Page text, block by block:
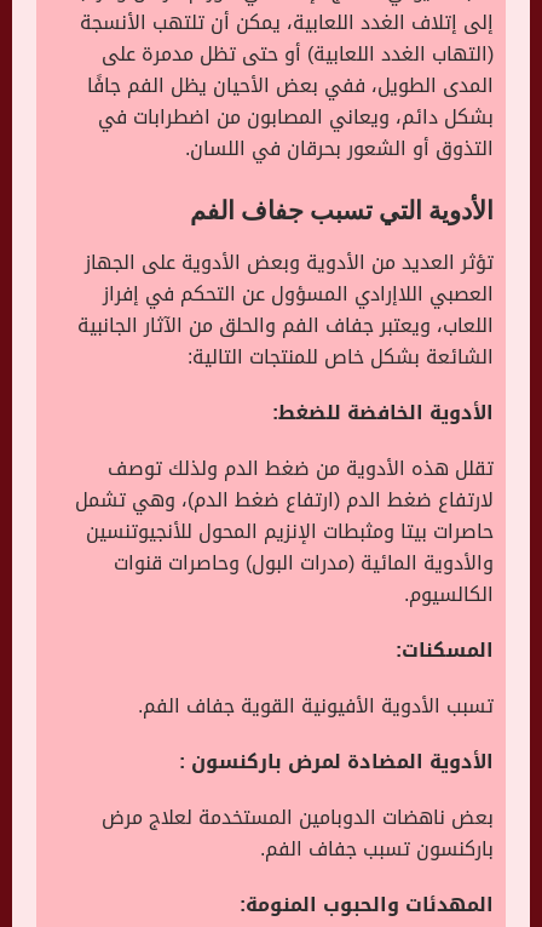
إلى إتلاف الغدد اللعابية، يمكن أن تلتهب الأنسجة
(التهاب الغدد اللعابية) أو حتى تظل مدمرة على
المدى الطويل، ففي بعض الأحيان يظل الفم جافًا
بشكل دائم، ويعاني المصابون من اضطرابات في
التذوق أو الشعور بحرقان في اللسان.
الأدوية التي تسبب جفاف الفم
تؤثر العديد من الأدوية وبعض الأدوية على الجهاز
العصبي اللاإرادي المسؤول عن التحكم في إفراز
اللعاب، ويعتبر جفاف الفم والحلق من الآثار الجانبية
الشائعة بشكل خاص للمنتجات التالية:
الأدوية الخافضة للضغط:
تقلل هذه الأدوية من ضغط الدم ولذلك توصف
لارتفاع ضغط الدم (ارتفاع ضغط الدم)، وهي تشمل
حاصرات بيتا ومثبطات الإنزيم المحول للأنجيوتنسين
والأدوية المائية (مدرات البول) وحاصرات قنوات
الكالسيوم.
المسكنات:
تسبب الأدوية الأفيونية القوية جفاف الفم.
الأدوية المضادة لمرض باركنسون :
بعض ناهضات الدوبامين المستخدمة لعلاج مرض
باركنسون تسبب جفاف الفم.
المهدئات والحبوب المنومة: